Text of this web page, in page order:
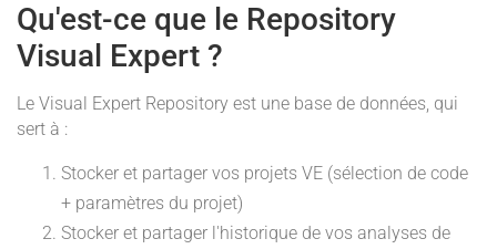
Qu'est-ce que le Repository
Visual Expert ?
Le Visual Expert Repository est une base de données, qui
sert à :
Stocker et partager vos projets VE (sélection de code
+ paramètres du projet)
Stocker et partager l'historique de vos analyses de